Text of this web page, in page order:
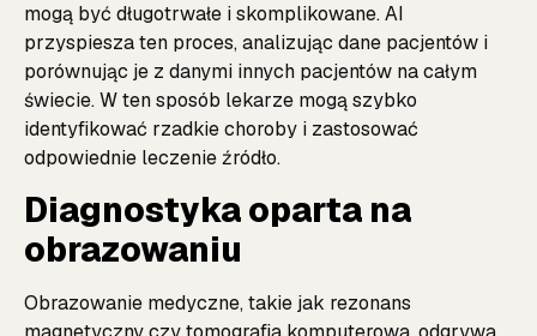
mogą być długotrwałe i skomplikowane. AI
przyspiesza ten proces, analizując dane pacjentów i
porównując je z danymi innych pacjentów na całym
świecie. W ten sposób lekarze mogą szybko
identyfikować rzadkie choroby i zastosować
odpowiednie leczenieźródło.
Diagnostyka oparta na
obrazowaniu
Obrazowanie medyczne, takie jak rezonans